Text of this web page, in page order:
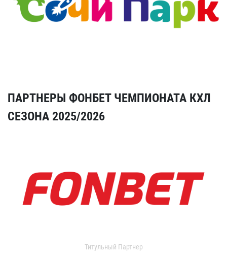
ПАРТНЕРЫ ФОНБЕТ ЧЕМПИОНАТА КХЛ
СЕЗОНА 2025/2026
Титульный Партнер